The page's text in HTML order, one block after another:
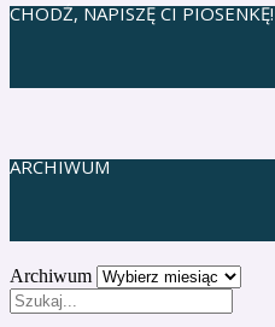
CHODŹ, NAPISZĘ CI PIOSENKĘ!
ARCHIWUM
Archiwum